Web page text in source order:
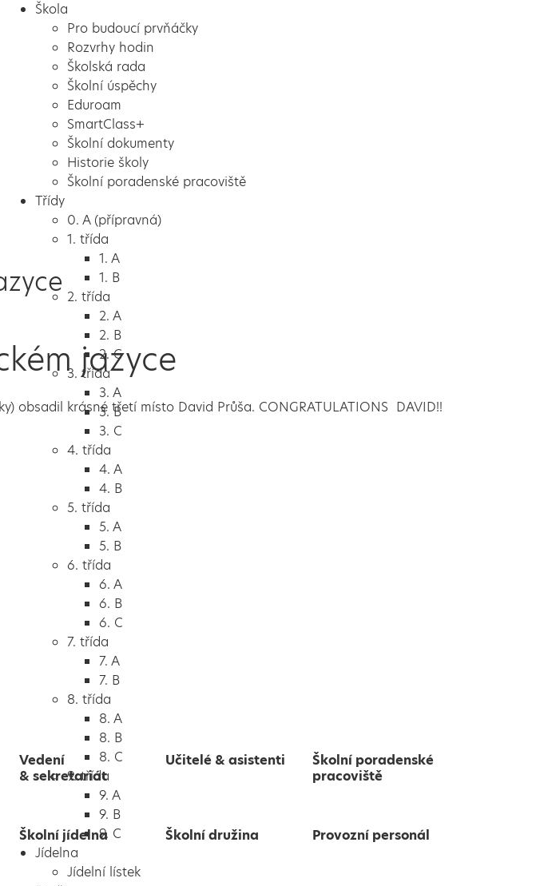
Škola
Pro budoucí prvňáčky
Rozvrhy hodin
Školská rada
Školní úspěchy
Eduroam
SmartClass+
Školní dokumenty
Historie školy
Školní poradenské pracoviště
Třídy
0. A (přípravná)
1. třída
1. A
1. B
2. třída
2. A
2. B
2. C
3. třída
3. A
3. B
3. C
4. třída
4. A
4. B
5. třída
5. A
5. B
6. třída
6. A
6. B
6. C
7. třída
7. A
7. B
8. třída
8. A
8. B
8. C
9. třída
9. A
9. B
9. C
Jídelna
Jídelní lístek
jazyce
obsadil krásné třetí místo David Průša. CONGRATULATIONS DAVID!!
Vedení
& sekretariát
Učitelé & asistenti
Školní poradenské
pracoviště
Školní jídelna Školní družina Provozní personál